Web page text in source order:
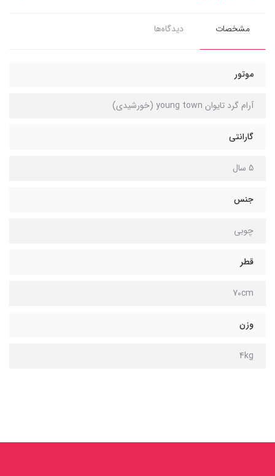
مشخصات دیدگاه‌ها
موتور
آرام گرد تایوان young town (خورشیدی)
گارانتی
5 سال
جنس
چوبی
قطر
70cm
وزن
4kg